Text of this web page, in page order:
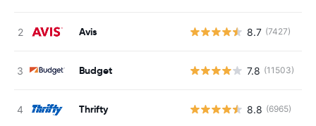
Avis 8.7 (7427)
Budget 7.8 (11503)
Thrifty 8.8 (6965)